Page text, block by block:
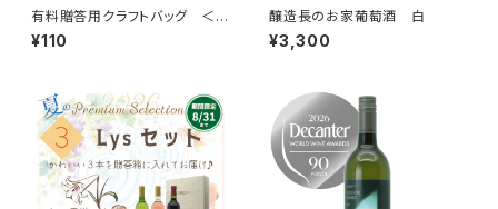
有料贈答用クラフトバッグ ＜1
本入り＿720ml用＞
¥110
醸造長のお家葡萄酒 白
¥3,300